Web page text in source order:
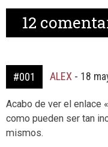
12
#001 ALEX - 18
Acabo de ver el enlace
como pueden ser tan
mismos.